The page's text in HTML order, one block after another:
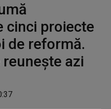
cinci proiecte
de reformă.
azi